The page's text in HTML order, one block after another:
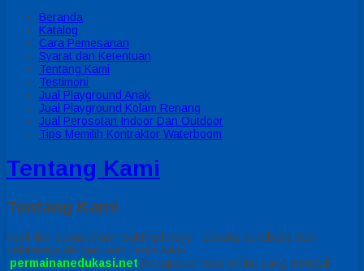
Beranda
Katalog
Cara Pemesanan
Syarat dan Ketentuan
Tentang Kami
Testimoni
Jual Playground Anak
Jual Playground Kolam Renang
Jual Perosotan Indoor Dan Outdoor
Tips Memilih Kontraktor Waterboom
Tentang Kami
Tentang Kami
kami dari perusahaan Sakti Edutoys cabang surabaya dan
sekitarnya dengan web resmi kami
permainanedukasi.net merupakan toko online yang menjadi